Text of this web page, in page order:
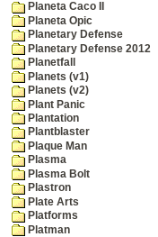
Planeta Caco II
Planeta Opic
Planetary Defense
Planetary Defense 2012
Planetfall
Planets (v1)
Planets (v2)
Plant Panic
Plantation
Plantblaster
Plaque Man
Plasma
Plasma Bolt
Plastron
Plate Arts
Platforms
Platman